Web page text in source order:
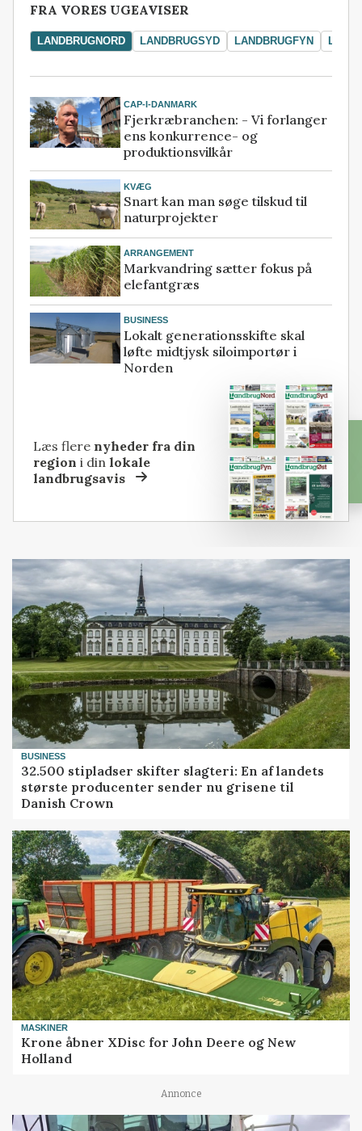
FRA VORES UGEAVISER
LANDBRUGNORD LANDBRUGSYD LANDBRUGFYN
CAP-I-DANMARK
Fjerkræbranchen: - Vi forlanger
ens konkurrence- og
produktionsvilkår
KVÆG
Snart kan man søge tilskud til
naturprojekter
ARRANGEMENT
Markvandring sætter fokus på
elefantgræs
BUSINESS
Lokalt generationsskifte skal
løfte midtjysk siloimportør i
Norden
Læs flere nyheder fra din
region i dinlokale
landbrugsavis
BUSINESS
32.500 stipladser skifter slagteri: En af landets
største producenter sender nu grisene til
Danish Crown
MASKINER
Krone åbner XDisc for John Deere og New
Holland
Annonce